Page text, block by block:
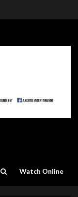
Watch Online